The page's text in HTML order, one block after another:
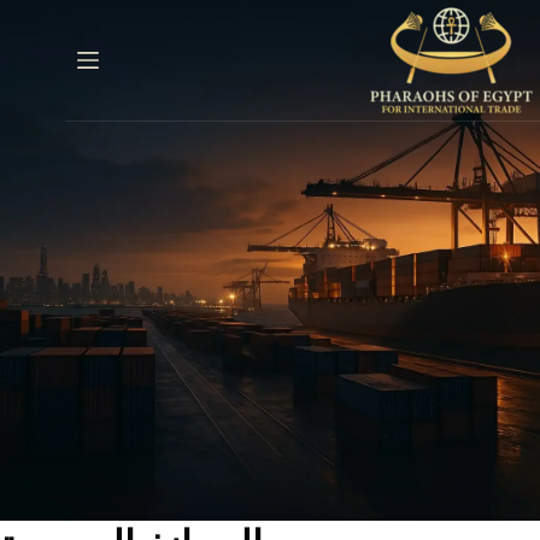
المحتوى